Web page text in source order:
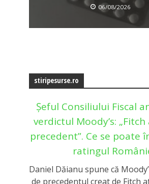
06/08/2026
stiripesurse.ro
Șeful Consiliului Fiscal
verdictul Moody’s:
precedent”. Ce se poate
ratingul
Daniel Dăianu spune că
de precedentul creat de Fitch